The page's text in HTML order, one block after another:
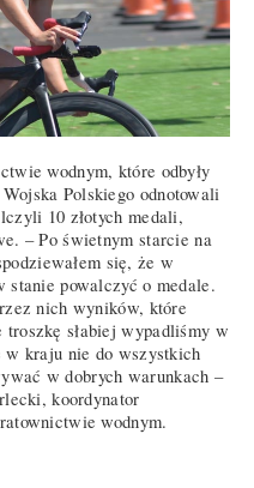
wodnym, które odbyły
Polskiego odnotowali
10 złotych medali,
– Po świetnym starcie na
się, że w
powalczyć o medale.
nich wyników, które
słabiej wypadliśmy w
kraju nie do wszystkich
w dobrych warunkach –
koordynator
wodnym.